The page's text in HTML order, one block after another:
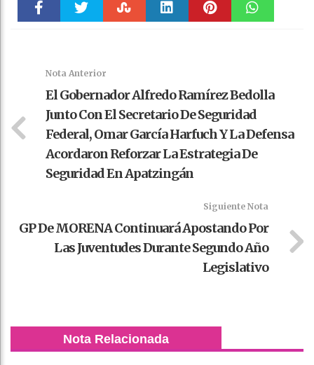
Nota Anterior
El Gobernador Alfredo Ramírez Bedolla
Junto Con El Secretario De Seguridad
Federal, Omar García Harfuch Y La Defensa
Acordaron Reforzar La Estrategia De
Seguridad En Apatzingán
Siguiente Nota
GP De MORENA Continuará Apostando Por
Las Juventudes Durante Segundo Año
Legislativo
Nota Relacionada